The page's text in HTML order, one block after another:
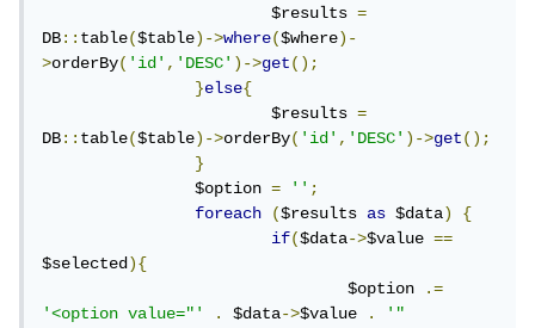
			$results
=
DB::table($table)->where($where)-
>orderBy('id','DESC')->get();
}else{
			$results
=
DB::table($table)->orderBy('id','DESC')->get();
}
		$option
= '';
foreach
($results as $data)
{
if($data->$value ==
$selected){
				$option
.=
'<option value="'
. $data->$value .
'"